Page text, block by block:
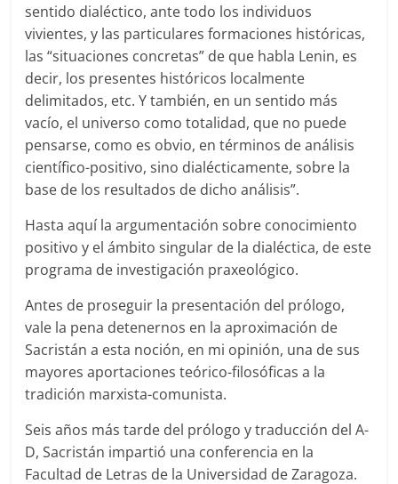
sentido dialéctico, ante todo los individuos
vivientes, y las particulares formaciones históricas,
las “situaciones concretas” de que habla Lenin, es
decir, los presentes históricos localmente
delimitados, etc. Y también, en un sentido más
vacío, el universo como totalidad, que no puede
pensarse, como es obvio, en términos de análisis
científico-positivo, sino dialécticamente, sobre la
base de los resultados de dicho análisis”.
Hasta aquí la argumentación sobre conocimiento
positivo y el ámbito singular de la dialéctica, de este
programa de investigación praxeológico.
Antes de proseguir la presentación del prólogo,
vale la pena detenernos en la aproximación de
Sacristán a esta noción, en mi opinión, una de sus
mayores aportaciones teórico-filosóficas a la
tradición marxista-comunista.
Seis años más tarde del prólogo y traducción del A-
D, Sacristán impartió una conferencia en la
Facultad de Letras de la Universidad de Zaragoza.